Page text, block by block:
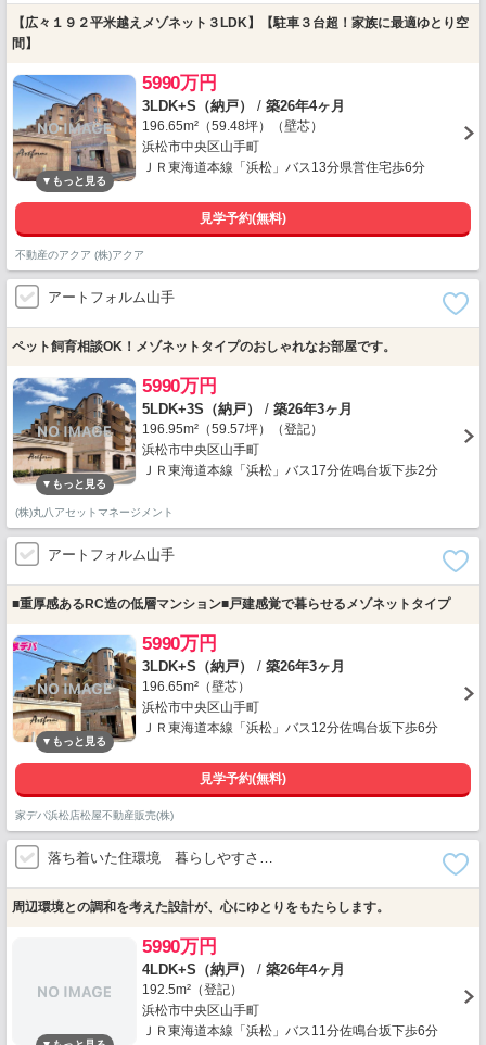
【広々１９２平米越えメゾネット３LDK】【駐車３台超！家族に最適ゆとり空
間】
5990万円
3LDK+S（納戸） / 築26年4ヶ月
196.65m²（59.48坪）（壁芯）
浜松市中央区山手町
ＪＲ東海道本線「浜松」バス13分県営住宅歩6分
見学予約(無料)
不動産のアクア (株)アクア
アートフォルム山手
ペット飼育相談OK！メゾネットタイプのおしゃれなお部屋です。
5990万円
5LDK+3S（納戸） / 築26年3ヶ月
196.95m²（59.57坪）（登記）
浜松市中央区山手町
ＪＲ東海道本線「浜松」バス17分佐鳴台坂下歩2分
(株)丸八アセットマネージメント
アートフォルム山手
■重厚感あるRC造の低層マンション■戸建感覚で暮らせるメゾネットタイプ
5990万円
3LDK+S（納戸） / 築26年3ヶ月
196.65m²（壁芯）
浜松市中央区山手町
ＪＲ東海道本線「浜松」バス12分佐鳴台坂下歩6分
見学予約(無料)
家デパ浜松店松屋不動産販売(株)
落ち着いた住環境 暮らしやすさ…
周辺環境との調和を考えた設計が、心にゆとりをもたらします。
5990万円
4LDK+S（納戸） / 築26年4ヶ月
192.5m²（登記）
浜松市中央区山手町
ＪＲ東海道本線「浜松」バス11分佐鳴台坂下歩6分